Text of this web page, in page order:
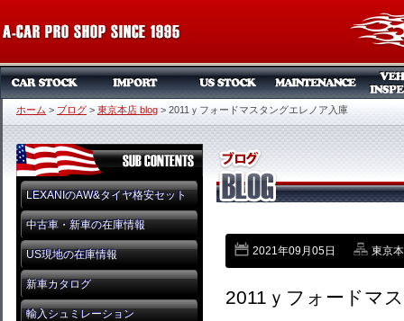
ホーム > ブログ > 東京本店 blog > 2011ｙフォードマスタングエレノア入庫
LEXANIのAW&タイヤ格安セット
中古車・新車の在庫情報
US現地の在庫情報
新車カタログ
輸入シュミレーション
2021年09月05日 東京
2011ｙフォードマ